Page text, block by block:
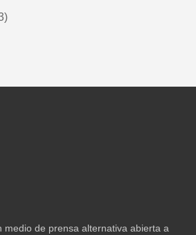
medio de prensa alternativa abierta a